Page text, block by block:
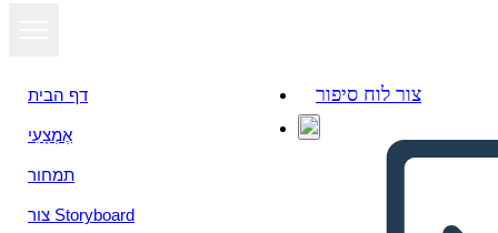
דף הבית
אֶמְצָעִי
תמחור
צור Storyboard
צור לוח סיפור